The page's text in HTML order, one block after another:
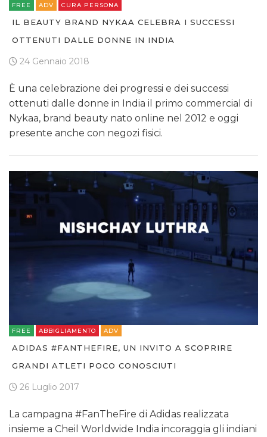
FREE ADV CURA PERSONA
IL BEAUTY BRAND NYKAA CELEBRA I SUCCESSI
OTTENUTI DALLE DONNE IN INDIA
24 Gennaio 2018
È una celebrazione dei progressi e dei successi
ottenuti dalle donne in India il primo commercial di
Nykaa, brand beauty nato online nel 2012 e oggi
presente anche con negozi fisici.
FREE ABBIGLIAMENTO ADV
ADIDAS #FANTHEFIRE, UN INVITO A SCOPRIRE
GRANDI ATLETI POCO CONOSCIUTI
26 Luglio 2017
La campagna #FanTheFire di Adidas realizzata
insieme a Cheil Worldwide India incoraggia gli indiani